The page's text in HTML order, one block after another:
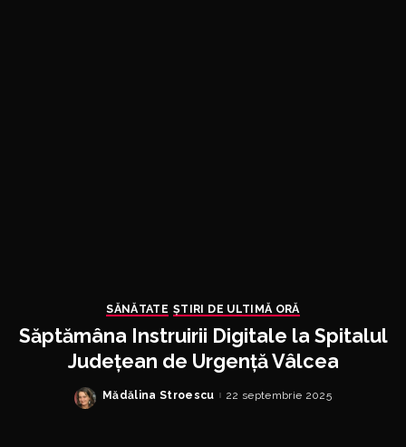
SĂNĂTATE ȘTIRI DE ULTIMĂ ORĂ
Săptămâna Instruirii Digitale la Spitalul
Județean de Urgență Vâlcea
Posted
Mădălina Stroescu 22 septembrie 2025